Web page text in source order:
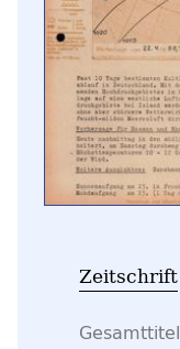
Zeitschrift
Gesamttitel